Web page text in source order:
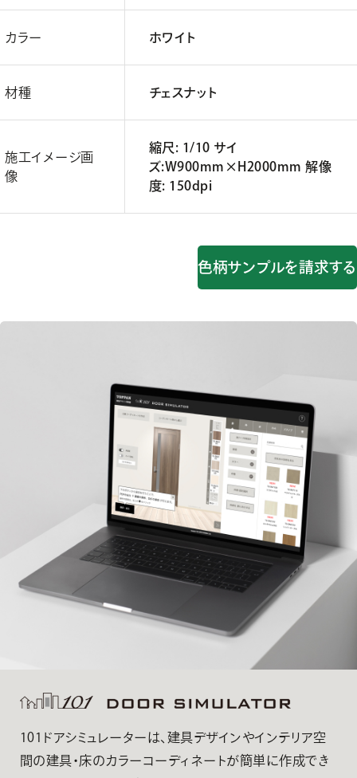
カラー ホワイト
材種 チェスナット
施工イメージ画
像
縮尺: 1/10 サイ
ズ:W900mm×H2000mm 解像
度: 150dpi
色柄サンプルを請求する
101ドアシミュレーターは、建具デザインやインテリア空
間の建具・床のカラーコーディネートが簡単に作成でき